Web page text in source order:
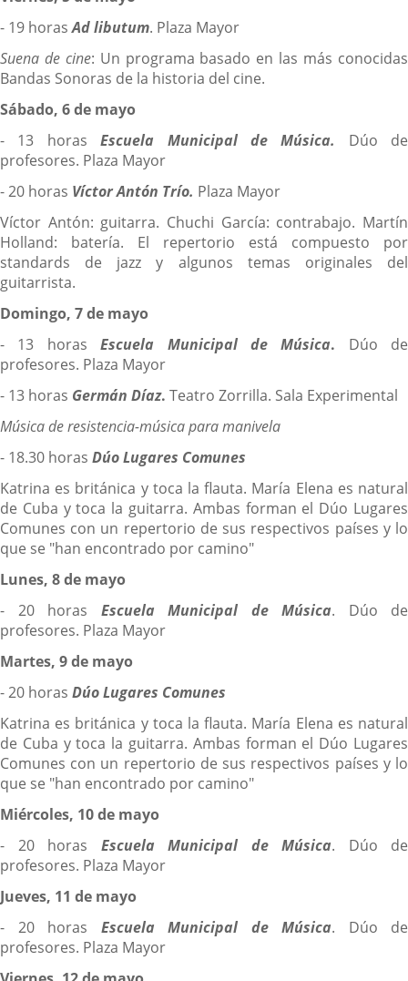
- 19 horasAd libutum. Plaza Mayor
Suena de cine: Un programa basado en las más conocidas
Bandas Sonoras de la historia del cine.
Sábado, 6 de mayo
- 13 horasEscuela Municipal de Música.
Dúo de
profesores. Plaza Mayor
- 20 horas Víctor Antón Trío. Plaza Mayor
Víctor Antón: guitarra. Chuchi García: contrabajo. Martín
Holland: batería. El repertorio está compuesto por
standards de jazz y algunos temas originales del
guitarrista.
Domingo, 7 de mayo
- 13 horas
Escuela Municipal de Música. Dúo de
profesores. Plaza Mayor
- 13 horas Germán Díaz. Teatro Zorrilla. Sala Experimental
Música de resistencia-música para manivela
- 18.30 horas Dúo Lugares Comunes
Katrina es británica y toca la flauta. María Elena es natural
de Cuba y toca la guitarra. Ambas forman el Dúo Lugares
Comunes con un repertorio de sus respectivos países y lo
que se "han encontrado por camino"
Lunes, 8 de mayo
- 20 horas Escuela Municipal de Música. Dúo de
profesores. Plaza Mayor
Martes, 9 de mayo
- 20 horas Dúo Lugares Comunes
Katrina es británica y toca la flauta. María Elena es natural
de Cuba y toca la guitarra. Ambas forman el Dúo Lugares
Comunes con un repertorio de sus respectivos países y lo
que se "han encontrado por camino"
Miércoles, 10 de mayo
- 20 horas Escuela Municipal de Música. Dúo de
profesores. Plaza Mayor
Jueves, 11 de mayo
- 20 horas Escuela Municipal de Música. Dúo de
profesores. Plaza Mayor